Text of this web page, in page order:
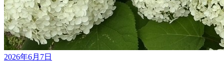
2026年6月7日